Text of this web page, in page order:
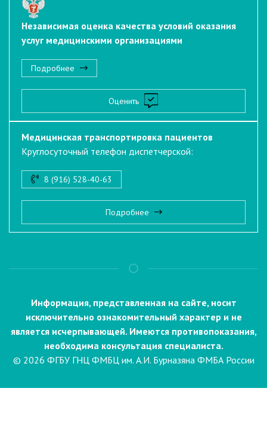
Независимая оценка качества условий оказания
услуг медицинскими организациями
Подробнее
Оценить
Медицинская транспортировка пациентов
Круглосуточный телефон диспетчерской:
8 (916) 528-40-63
Подробнее
Информация, представленная на сайте, носит
исключительно ознакомительный характер и не
является исчерпывающей. Имеются противопоказания,
необходима консультация специалиста.
© 2026 ФГБУ ГНЦ ФМБЦ им. А.И. Бурназяна ФМБА России